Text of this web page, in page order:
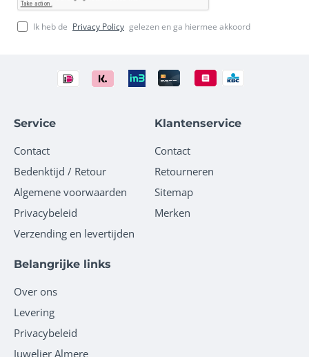
Ik heb de Privacy Policy gelezen en ga hiermee akkoord
Service
Contact
Bedenktijd / Retour
Algemene voorwaarden
Privacybeleid
Verzending en levertijden
Klantenservice
Contact
Retourneren
Sitemap
Merken
Belangrijke links
Over ons
Levering
Privacybeleid
Juwelier Almere